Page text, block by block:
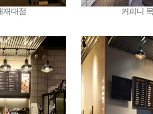
재대점 커피니